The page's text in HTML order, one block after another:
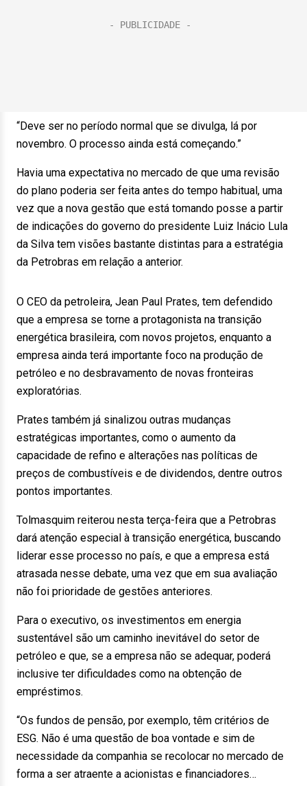
“Deve ser no período normal que se divulga, lá por
novembro. O processo ainda está começando.”
Havia uma expectativa no mercado de que uma revisão
do plano poderia ser feita antes do tempo habitual, uma
vez que a nova gestão que está tomando posse a partir
de indicações do governo do presidente Luiz Inácio Lula
da Silva tem visões bastante distintas para a estratégia
da Petrobras em relação a anterior.
O CEO da petroleira, Jean Paul Prates, tem defendido
que a empresa se torne a protagonista na transição
energética brasileira, com novos projetos, enquanto a
empresa ainda terá importante foco na produção de
petróleo e no desbravamento de novas fronteiras
exploratórias.
Prates também já sinalizou outras mudanças
estratégicas importantes, como o aumento da
capacidade de refino e alterações nas políticas de
preços de combustíveis e de dividendos, dentre outros
pontos importantes.
Tolmasquim reiterou nesta terça-feira que a Petrobras
dará atenção especial à transição energética, buscando
liderar esse processo no país, e que a empresa está
atrasada nesse debate, uma vez que em sua avaliação
não foi prioridade de gestões anteriores.
Para o executivo, os investimentos em energia
sustentável são um caminho inevitável do setor de
petróleo e que, se a empresa não se adequar, poderá
inclusive ter dificuldades como na obtenção de
empréstimos.
“Os fundos de pensão, por exemplo, têm critérios de
ESG. Não é uma questão de boa vontade e sim de
necessidade da companhia se recolocar no mercado de
forma a ser atraente a acionistas e financiadores…